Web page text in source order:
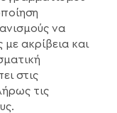
να
με ακρίβεια και
στις
τις